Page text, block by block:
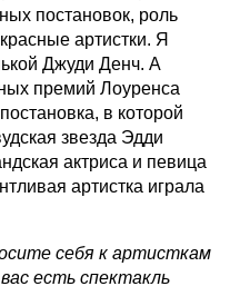
постановок, роль
артистки. Я
Джуди Денч. А
премий Лоуренса
в которой
звезда Эдди
акт­риса и певица
артистка играла
себя к артисткам
есть спектакль